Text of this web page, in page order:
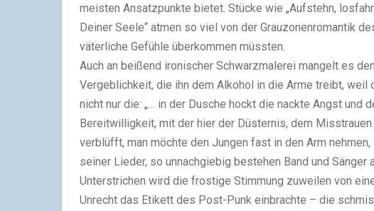
meisten Ansatzpunkte bietet. Stücke wie „Aufstehn,
Deiner Seele“ atmen so viel von der Grauzonenromantik
väterliche Gefühle überkommen müssten.
Auch an beißend ironischer Schwarzmalerei mangelt es
Vergeblichkeit, die ihn dem Alkohol in die Arme treibt, weil
nicht nur die: „… in der Dusche hockt die nackte Angst und
Bereitwilligkeit, mit der hier der Düsternis, dem
verblüfft, man möchte den Jungen fast in den Arm
seiner Lieder, so unnachgiebig bestehen Band und Sänger
Unterstrichen wird die frostige Stimmung zuweilen von
Unrecht das Etikett des Post-Punk einbrachte – die